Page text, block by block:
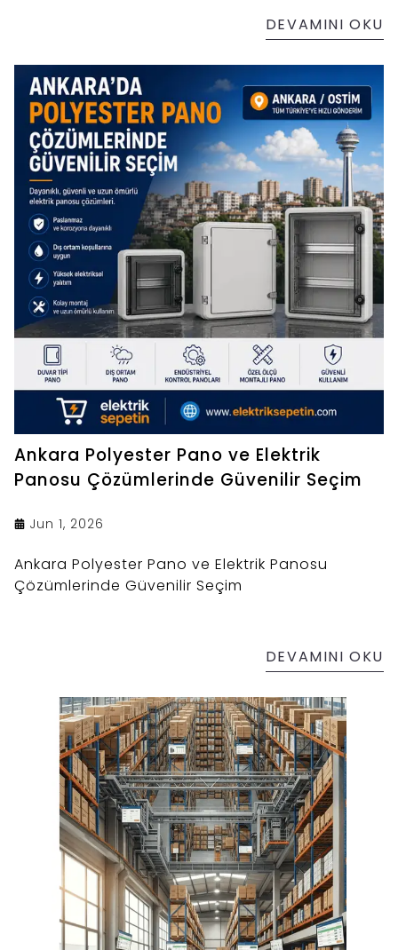
DEVAMINI OKU
Ankara Polyester Pano ve Elektrik
Panosu Çözümlerinde Güvenilir Seçim
Jun 1, 2026
Ankara Polyester Pano ve Elektrik Panosu
Çözümlerinde Güvenilir Seçim
DEVAMINI OKU